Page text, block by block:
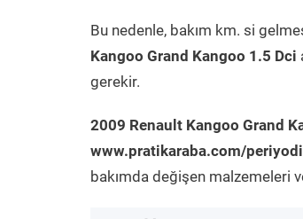
Bu nedenle, bakım km. si
Kangoo Grand Kangoo 1.5 Dci
gerekir.
2009 Renault Kangoo Grand
www.pratikaraba.com/
bakımda değişen malzemeleri